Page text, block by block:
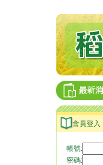
會員登入
帳號:
密碼: